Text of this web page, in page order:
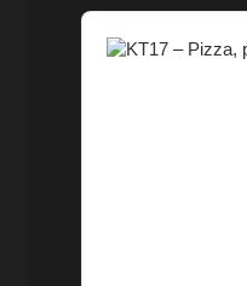
Audio
Player